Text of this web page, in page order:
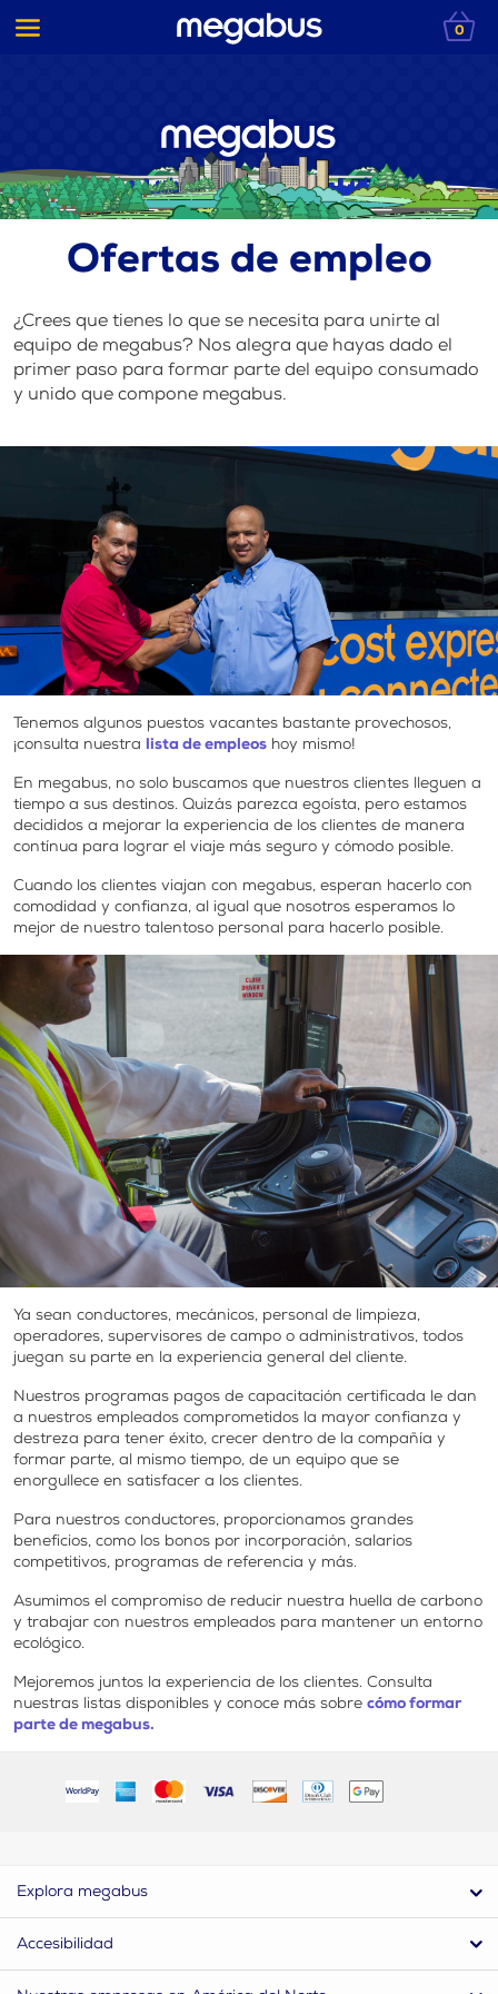
0
Ofertas de empleo
¿Crees que tienes lo que se necesita para unirte al
equipo de megabus? Nos alegra que hayas dado el
primer paso para formar parte del equipo consumado
y unido que compone megabus.
Tenemos algunos puestos vacantes bastante provechosos,
¡consulta nuestra lista de empleos hoy mismo!
En megabus, no solo buscamos que nuestros clientes lleguen a
tiempo a sus destinos. Quizás parezca egoísta, pero estamos
decididos a mejorar la experiencia de los clientes de manera
contínua para lograr el viaje más seguro y cómodo posible.
Cuando los clientes viajan con megabus, esperan hacerlo con
comodidad y confianza, al igual que nosotros esperamos lo
mejor de nuestro talentoso personal para hacerlo posible.
Ya sean conductores, mecánicos, personal de limpieza,
operadores, supervisores de campo o administrativos, todos
juegan su parte en la experiencia general del cliente.
Nuestros programas pagos de capacitación certificada le dan
a nuestros empleados comprometidos la mayor confianza y
destreza para tener éxito, crecer dentro de la compañía y
formar parte, al mismo tiempo, de un equipo que se
enorgullece en satisfacer a los clientes.
Para nuestros conductores, proporcionamos grandes
beneficios, como los bonos por incorporación, salarios
competitivos, programas de referencia y más.
Asumimos el compromiso de reducir nuestra huella de carbono
y trabajar con nuestros empleados para mantener un entorno
ecológico.
Mejoremos juntos la experiencia de los clientes. Consulta
nuestras listas disponibles y conoce más sobre cómo formar
parte de megabus.
Explora megabus
Accesibilidad